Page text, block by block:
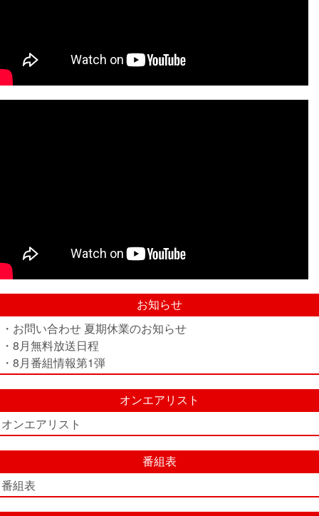
お知らせ
・お問い合わせ 夏期休業のお知らせ
・8月無料放送日程
・8月番組情報第1弾
オンエアリスト
オンエアリスト
番組表
番組表